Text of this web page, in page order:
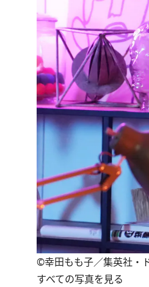
©幸田もも子／集英社・
すべての写真を見る